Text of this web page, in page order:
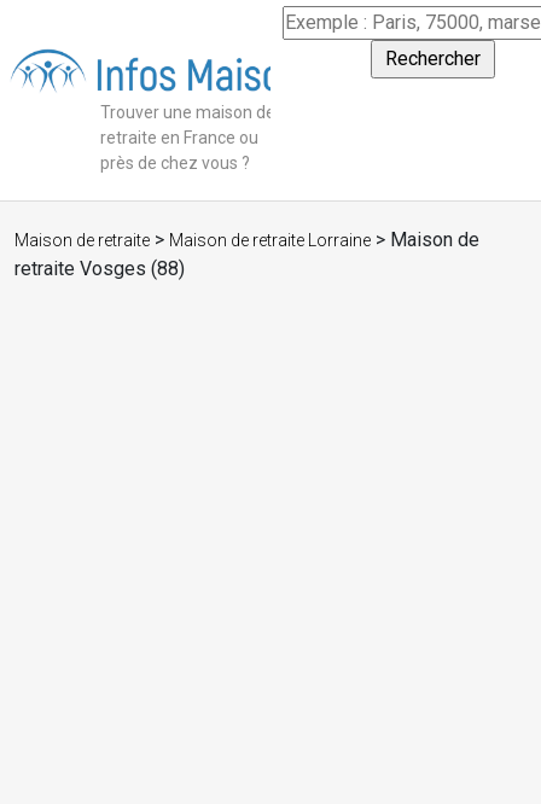
Trouver une maison de
retraite en France ou
près de chez vous ?
Maison de retraite > Maison de retraite Lorraine > Maison de
retraite Vosges (88)